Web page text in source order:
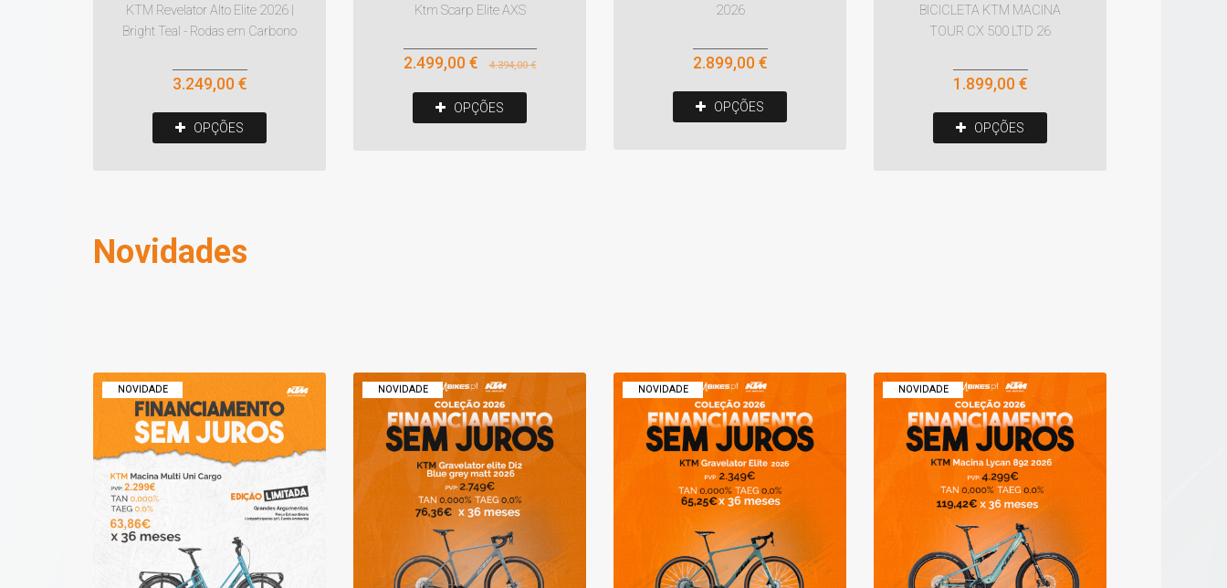
KTM Revelator Alto Elite 2026 |
Bright Teal - Rodas em Carbono
3.249,00 €
OPÇÕES
Ktm Scarp Elite AXS
2.499,00 €4.394,00 €
OPÇÕES
2026
2.899,00 €
OPÇÕES
BICICLETA KTM MACINA
TOUR CX 500 LTD 26
1.899,00 €
OPÇÕES
Novidades
NOVIDADE NOVIDADE NOVIDADE NOVIDADE